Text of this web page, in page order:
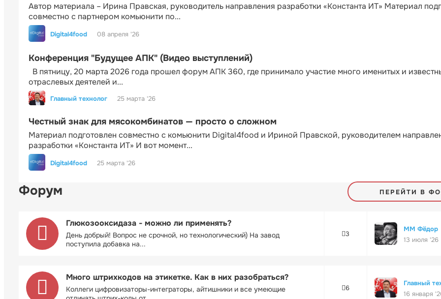
Автор материала – Ирина Правская, руководитель направления разработки «Константа ИТ» Материал
совместно с партнером комьюнити по...
Digital4food 08 апреля '26
Конференция "Будущее АПК" (Видео выступлений)
В пятницу, 20 марта 2026 года прошел форум АПК 360, где принимало участие много именитых и
отраслевых деятелей и...
Главный технолог 25 марта '26
Честный знак для мясокомбинатов — просто о сложном
Материал подготовлен совместно с комьюнити Digital4food и Ириной Правской, руководителем
разработки «Константа ИТ» И вот момент...
Digital4food 25 марта '26
Форум ПЕРЕЙТИ В
Глюкозооксидаза - можно ли применять?
День добрый! Вопрос не срочной, но технологический) На завод
поступила добавка на...
3
ММ Фёдор
13 июля '26
Много штрихкодов на этикетке. Как в них разобраться?
Коллеги цифровизаторы-интеграторы, айтишники и все умеющие
6
Главный
16 января